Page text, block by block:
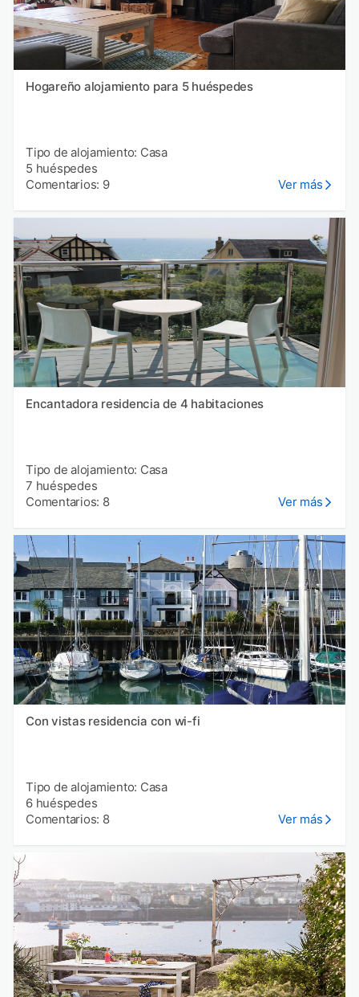
Hogareño alojamiento para 5 huéspedes
Tipo de alojamiento: Casa
5 huéspedes
Comentarios: 9
Ver más
Encantadora residencia de 4 habitaciones
Tipo de alojamiento: Casa
7 huéspedes
Comentarios: 8
Ver más
Con vistas residencia con wi-fi
Tipo de alojamiento: Casa
6 huéspedes
Comentarios: 8
Ver más